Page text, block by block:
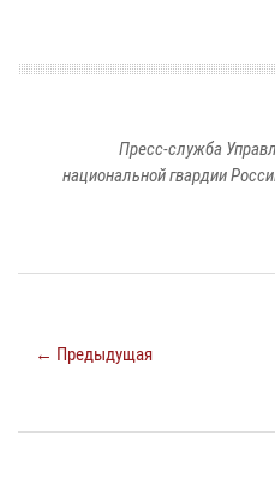
Пресс-служба
национальной гвардии
← Предыдущая